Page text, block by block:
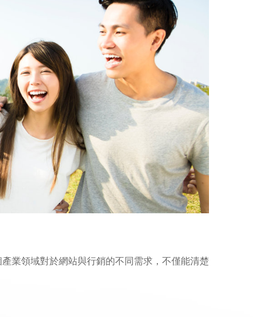
業領域對於網站與行銷的不同需求，不僅能清楚